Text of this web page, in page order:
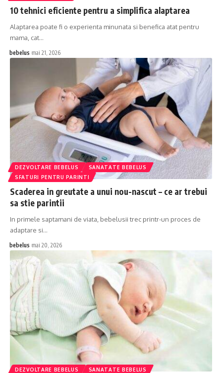
10 tehnici eficiente pentru a simplifica alaptarea
Alaptarea poate fi o experienta minunata si benefica atat pentru
mama, cat…
bebelus mai 21, 2026
DEZVOLTARE BEBELUS
SANATATE BEBELUS
SFATURI PENTRU PARINTI
Scaderea in greutate a unui nou-nascut – ce ar trebui
sa stie parintii
In primele saptamani de viata, bebelusii trec printr-un proces de
adaptare si…
bebelus mai 20, 2026
DEZVOLTARE BEBELUS SANATATE BEBELUS